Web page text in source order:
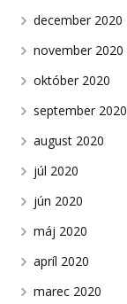
december 2020
november 2020
október 2020
september 2020
august 2020
júl 2020
jún 2020
máj 2020
apríl 2020
marec 2020